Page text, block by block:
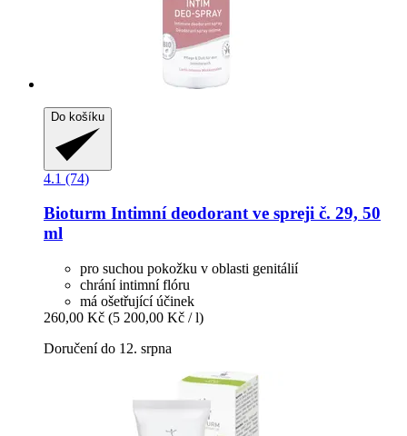
Do košíku
4.1 (74)
Bioturm Intimní deodorant ve spreji č. 29, 50
ml
pro suchou pokožku v oblasti genitálií
chrání intimní flóru
má ošetřující účinek
260,00 Kč (5 200,00 Kč / l)
Doručení do 12. srpna